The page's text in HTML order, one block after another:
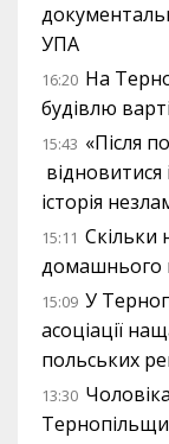
УПА
16:20 На
будівлю
15:43 «Після
історія
15:11 Скільки
домашнього
15:09 У
асоціації
польських
13:30